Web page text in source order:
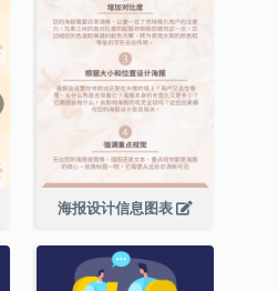
海报设计信息图表